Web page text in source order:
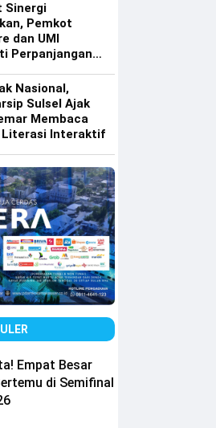
Sinergi
Pemkot
dan UMI
Perpanjangan
Tinggi
Nasional,
Sulsel Ajak
Membaca
Literasi Interaktif
Empat Besar
di Semifinal